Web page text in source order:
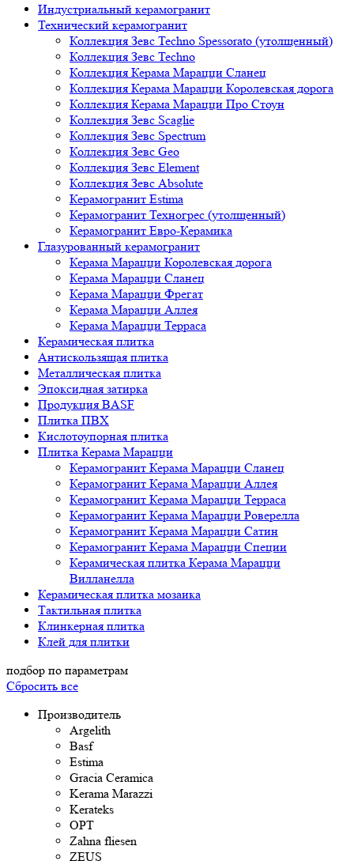
Индустриальный керамогранит
Технический керамогранит
Коллекция Зевс Techno Spessorato (утолщенный)
Коллекция Зевс Techno
Коллекция Керама Марацци Сланец
Коллекция Керама Марацци Королевская дорога
Коллекция Керама Марацци Про Стоун
Коллекция Зевс Scaglie
Коллекция Зевс Spectrum
Коллекция Зевс Geo
Коллекция Зевс Element
Коллекция Зевс Absolute
Керамогранит Estima
Керамогранит Техногрес (утолщенный)
Керамогранит Евро-Керамика
Глазурованный керамогранит
Керама Марацци Королевская дорога
Керама Марацци Сланец
Керама Марацци Фрегат
Керама Марацци Аллея
Керама Марацци Терраса
Керамическая плитка
Антискользящая плитка
Металлическая плитка
Эпоксидная затирка
Продукция BASF
Плитка ПВХ
Кислотоупорная плитка
Плитка Керама Марацци
Керамогранит Керама Марацци Сланец
Керамогранит Керама Марацци Аллея
Керамогранит Керама Марацци Терраса
Керамогранит Керама Марацци Роверелла
Керамогранит Керама Марацци Сатин
Керамогранит Керама Марацци Специи
Керамическая плитка Керама Марацци
Вилланелла
Керамическая плитка мозаика
Тактильная плитка
Клинкерная плитка
Клей для плитки
подбор по параметрам
Сбросить все
Производитель
Argelith
Basf
Estima
Gracia Ceramica
Kerama Marazzi
Kerateks
OPT
Zahna fliesen
ZEUS